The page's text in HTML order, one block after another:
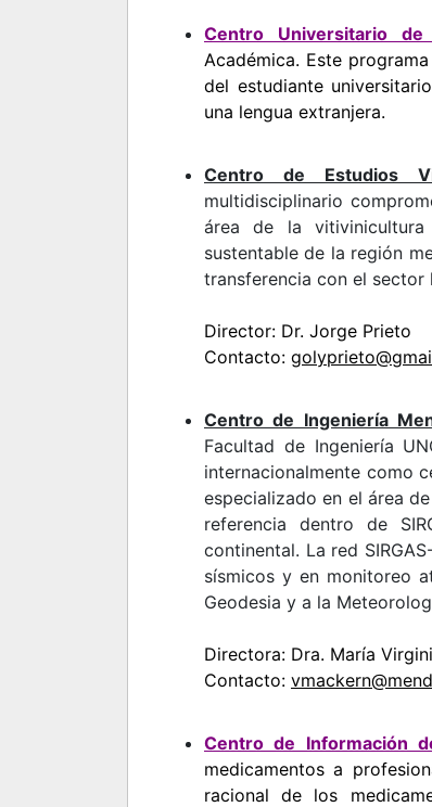
Centro Universitario de
Académica. Este
del estudiante
una lengua extranjera.
Centro de Estudios
multidisciplinario
área de la
sustentable de la región
transferencia con el sector
Director: Dr. Jorge Prieto
Contacto:
Centro de Ingeniería
Facultad de Ingeniería
internacionalmente como
especializado en el área
referencia dentro de
continental. La red
sísmicos y en monitoreo
Geodesia y a la
Directora: Dra. María
Contacto:
Centro de Información
medicamentos a
racional de los